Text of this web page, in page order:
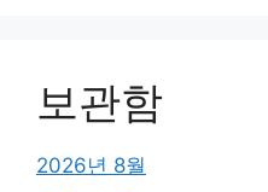
보관함
2026년 8월